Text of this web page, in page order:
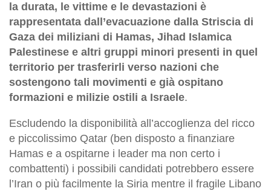
la durata, le vittime e le devastazioni è
rappresentata dall’evacuazione dalla Striscia di
Gaza dei miliziani di Hamas, Jihad Islamica
Palestinese e altri gruppi minori presenti in quel
territorio per trasferirli verso nazioni che
sostengono tali movimenti e già ospitano
formazioni e milizie ostili a Israele.
Escludendo la disponibilità all’accoglienza del ricco
e piccolissimo Qatar (ben disposto a finanziare
Hamas e a ospitarne i leader ma non certo i
combattenti) i possibili candidati potrebbero essere
l’Iran o più facilmente la Siria mentre il fragile Libano